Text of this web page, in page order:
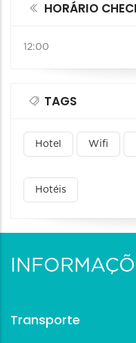
HORÁRIO
12:00
TAGS
Hotel Wifi
Hotéis
Transporte